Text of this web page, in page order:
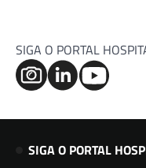
SIGA O PORTAL
SIGA O PORTAL